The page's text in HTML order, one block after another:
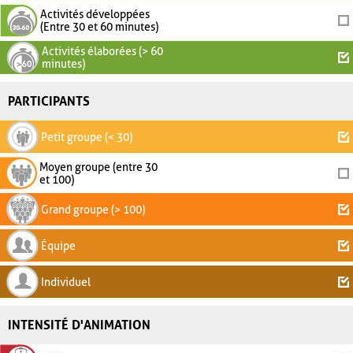
Activités développées
(Entre 30 et 60 minutes)
Activités élaborées (> 60
minutes)
PARTICIPANTS
Petit groupe (< 30)
Moyen groupe (entre 30
et 100)
Grand groupe (> 100)
Équipe
Individuel
INTENSITÉ D'ANIMATION